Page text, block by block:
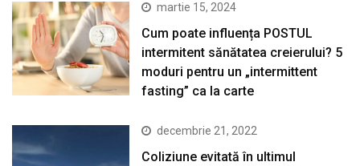
martie 15, 2024
Cum poate influența POSTUL
intermitent sănătatea creierului? 5
moduri pentru un „intermittent
fasting” ca la carte
decembrie 21, 2022
Coliziune evitată în ultimul